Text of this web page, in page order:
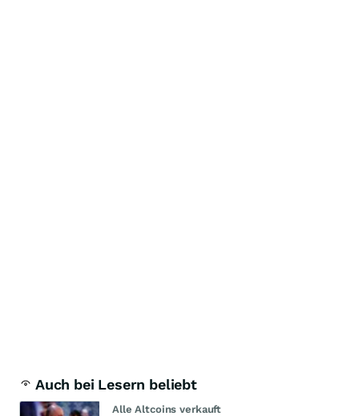
Auch bei Lesern beliebt
Alle Altcoins verkauft